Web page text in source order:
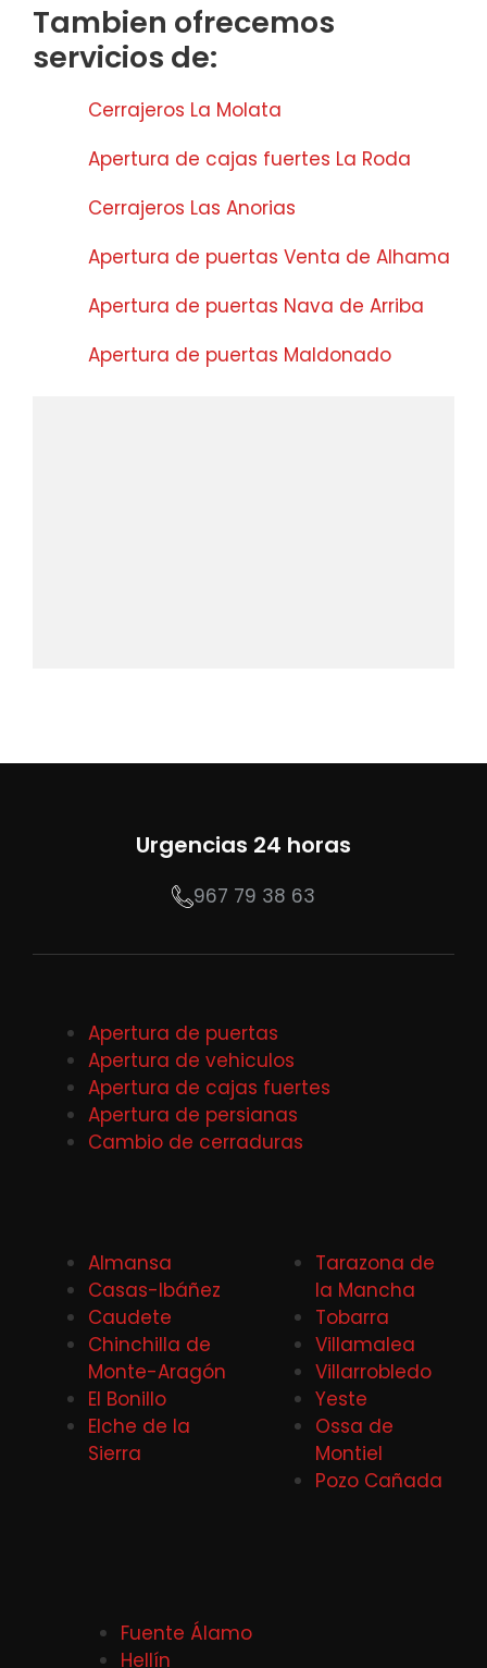
Tambien ofrecemos
servicios de:
Cerrajeros La Molata
Apertura de cajas fuertes La Roda
Cerrajeros Las Anorias
Apertura de puertas Venta de Alhama
Apertura de puertas Nava de Arriba
Apertura de puertas Maldonado
Urgencias 24 horas
967 79 38 63
Apertura de puertas
Apertura de vehiculos
Apertura de cajas fuertes
Apertura de persianas
Cambio de cerraduras
Almansa
Casas-Ibáñez
Caudete
Chinchilla de
Monte-Aragón
El Bonillo
Elche de la
Sierra
Tarazona de
la Mancha
Tobarra
Villamalea
Villarrobledo
Yeste
Ossa de
Montiel
Pozo Cañada
Fuente Álamo
Hellín